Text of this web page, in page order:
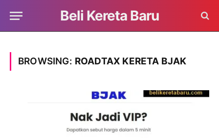
Beli Kereta Baru
BROWSING: ROADTAX KERETA BJAK